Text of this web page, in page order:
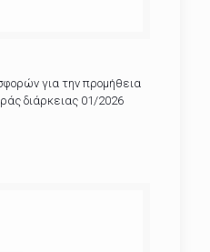
για την προμήθεια
διάρκειας 01/2026